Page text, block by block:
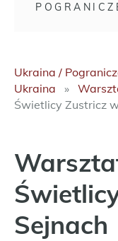
Ukraina /
Ukraina
Świetlicy Zustricz
Sejnach